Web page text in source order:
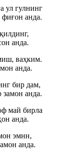
ул гулнинг
фиғон анда.
анда.
ваҳким.
анда.
бир дам,
анда.
май бирла
анда.
эмнн,
анда.